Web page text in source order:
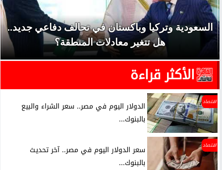
السعودية وتركيا وباكستان في تحالف دفاعي جديد..
هل تتغير معادلات المنطقة؟
الأكثر قراءة
اقتصاد
الدولار اليوم في مصر.. سعر الشراء والبيع
بالبنوك...
اقتصاد
سعر الدولار اليوم في مصر.. آخر تحديث
بالبنوك...